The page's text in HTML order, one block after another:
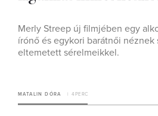
Merly Streep új filmjében egy
írónő és egykori barátnői néznek
eltemetett sérelmeikkel.
MATALIN DÓRA 4 PERC